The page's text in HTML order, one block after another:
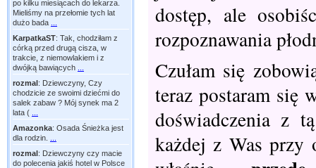
po kilku miesiącach do lekarza.
Mieliśmy na przełomie tych lat
dużo bada
KarpatkaST: Tak, chodziłam z
córką przed drugą cisza, w
trakcie, z niemowlakiem i z
dwójką bawiących
rozmal: Dziewczyny, Czy
chodzicie ze swoimi dziećmi do
salek zabaw ? Mój synek ma 2
lata (
Amazonka: Osada Śnieżka jest
dla rodzin.
rozmal: Dziewczyny czy macie
do polecenia jakiś hotel w Polsce
dostęp, ale
rozpoznawania
Czułam się
teraz postaram się
doświadczenia z
każdej z Was przy